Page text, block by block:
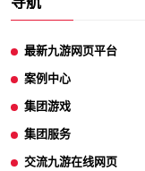
最新九游网页平台
案例中心
集团游戏
集团服务
交流九游在线网页